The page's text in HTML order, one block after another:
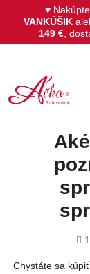
♥ Nakúpte
VANKÚŠIK
149 € ,
Chystáte sa